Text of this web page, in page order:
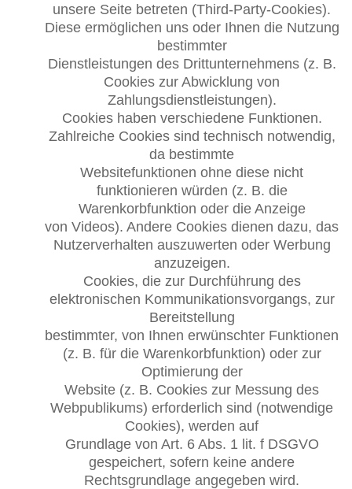
unsere Seite betreten (Third-Party-Cookies).
Diese ermöglichen uns oder Ihnen die Nutzung
bestimmter
Dienstleistungen des Drittunternehmens (z. B.
Cookies zur Abwicklung von
Zahlungsdienstleistungen).
Cookies haben verschiedene Funktionen.
Zahlreiche Cookies sind technisch notwendig,
da bestimmte
Websitefunktionen ohne diese nicht
funktionieren würden (z. B. die
Warenkorbfunktion oder die Anzeige
von Videos). Andere Cookies dienen dazu, das
Nutzerverhalten auszuwerten oder Werbung
anzuzeigen.
Cookies, die zur Durchführung des
elektronischen Kommunikationsvorgangs, zur
Bereitstellung
bestimmter, von Ihnen erwünschter Funktionen
(z. B. für die Warenkorbfunktion) oder zur
Optimierung der
Website (z. B. Cookies zur Messung des
Webpublikums) erforderlich sind (notwendige
Cookies), werden auf
Grundlage von Art. 6 Abs. 1 lit. f DSGVO
gespeichert, sofern keine andere
Rechtsgrundlage angegeben wird.